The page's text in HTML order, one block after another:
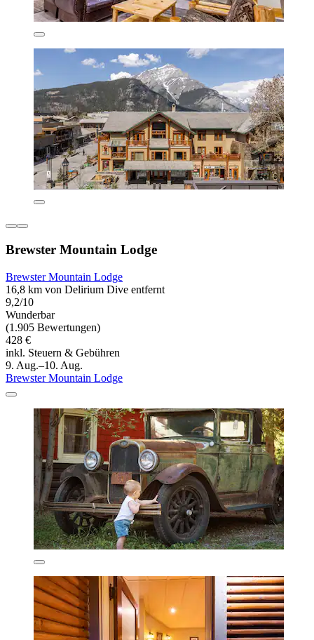
Brewster Mountain Lodge
Brewster Mountain Lodge
16,8 km von Delirium Dive entfernt
9,2/10
Wunderbar
(1.905 Bewertungen)
428 €
inkl. Steuern & Gebühren
9. Aug.–10. Aug.
Brewster Mountain Lodge